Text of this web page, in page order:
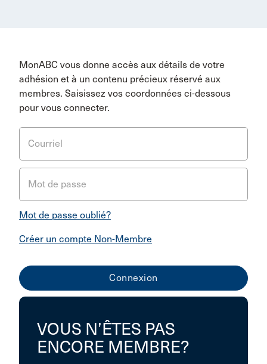
MonABC vous donne accès aux détails de votre
adhésion et à un contenu précieux réservé aux
membres. Saisissez vos coordonnées ci-dessous
pour vous connecter.
Courriel
Mot de passe
Mot de passe oublié?
Créer un compte Non-Membre
VOUS N’ÊTES PAS
ENCORE MEMBRE?